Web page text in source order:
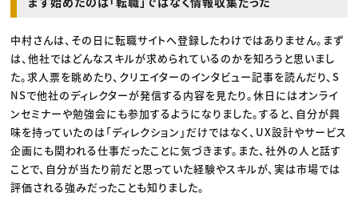
中村さんは、その日に転職サイトへ登録したわけではありません。まず
は、他社ではどんなスキルが求められているのかを知ろうと思いまし
た。求人票を眺めたり、クリエイターのインタビュー記事を読んだり、S
NSで他社のディレクターが発信する内容を見たり。休日にはオンライ
ンセミナーや勉強会にも参加するようになりました。すると、自分が興
味を持っていたのは「ディレクション」だけではなく、UX設計やサービス
企画にも関われる仕事だったことに気づきます。また、社外の人と話す
ことで、自分が当たり前だと思っていた経験やスキルが、実は市場では
評価される強みだったことも知りました。